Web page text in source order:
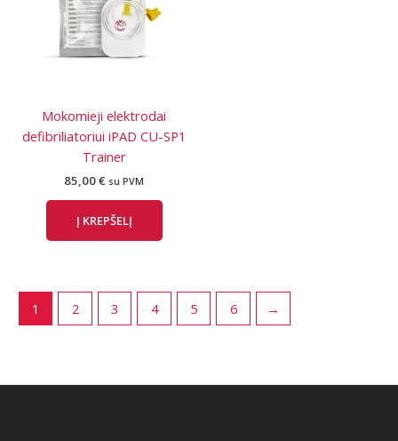
Mokomieji elektrodai
defibriliatoriui iPAD CU-SP1
Trainer
85,00€ su PVM
Į KREPŠELĮ
1 2 3 4 5 6 →